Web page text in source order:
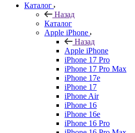
Каталог
Назад
Каталог
Apple iPhone
Назад
Apple iPhone
iPhone 17 Pro
iPhone 17 Pro Max
iPhone 17e
iPhone 17
iPhone Air
iPhone 16
iPhone 16e
iPhone 16 Pro